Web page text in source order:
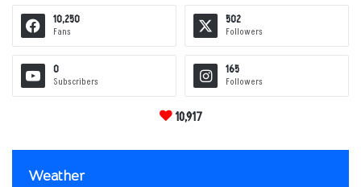
10,250
Fans
502
Followers
0
Subscribers
165
Followers
10,917
Weather